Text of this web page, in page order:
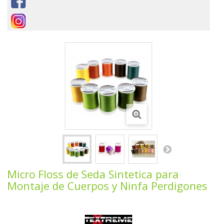
Micro Floss de Seda Sintetica para
Montaje de Cuerpos y Ninfa Perdigones